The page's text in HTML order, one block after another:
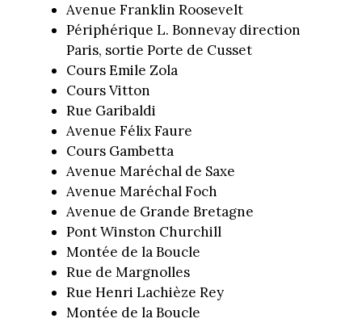
Avenue Franklin Roosevelt
Périphérique L. Bonnevay direction
Paris, sortie Porte de Cusset
Cours Emile Zola
Cours Vitton
Rue Garibaldi
Avenue Félix Faure
Cours Gambetta
Avenue Maréchal de Saxe
Avenue Maréchal Foch
Avenue de Grande Bretagne
Pont Winston Churchill
Montée de la Boucle
Rue de Margnolles
Rue Henri Lachièze Rey
Montée de la Boucle